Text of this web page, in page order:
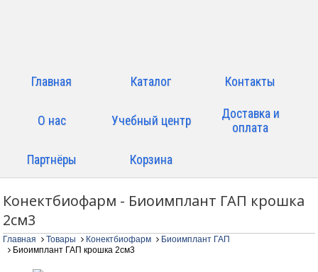
Главная Каталог Контакты
О нас Учебный центр
Доставка и
оплата
Партнёры Корзина
Конектбиофарм - Биоимплант ГАП крошка
2см3
Главная Товары Конектбиофарм
Биоимплант ГАП
Биоимплант ГАП крошка 2см3